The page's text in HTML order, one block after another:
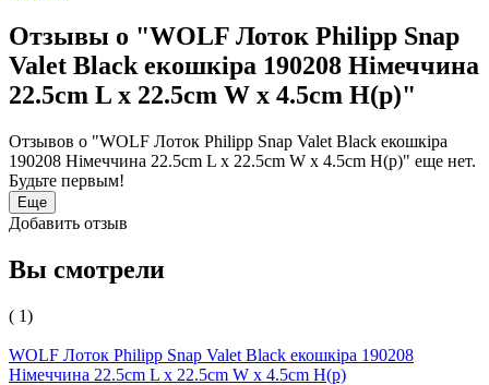
Отзывы о "WOLF Лоток Philipp Snap
Valet Black екошкіра 190208 Німеччина
22.5cm L x 22.5cm W x 4.5cm H(р)"
Отзывов о "WOLF Лоток Philipp Snap Valet Black екошкіра
190208 Німеччина 22.5cm L x 22.5cm W x 4.5cm H(р)" еще нет.
Будьте первым!
Еще
Добавить отзыв
Вы смотрели
( 1)
WOLF Лоток Philipp Snap Valet Black екошкіра 190208
Німеччина 22.5cm L x 22.5cm W x 4.5cm H(р)